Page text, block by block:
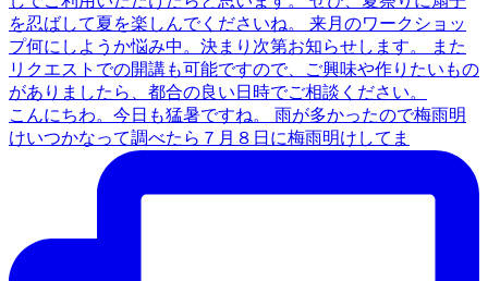
こんにちわ。今日も猛暑ですね。 雨が多かったので梅雨明
けいつかなって調べたら７月８日に梅雨明けしてま